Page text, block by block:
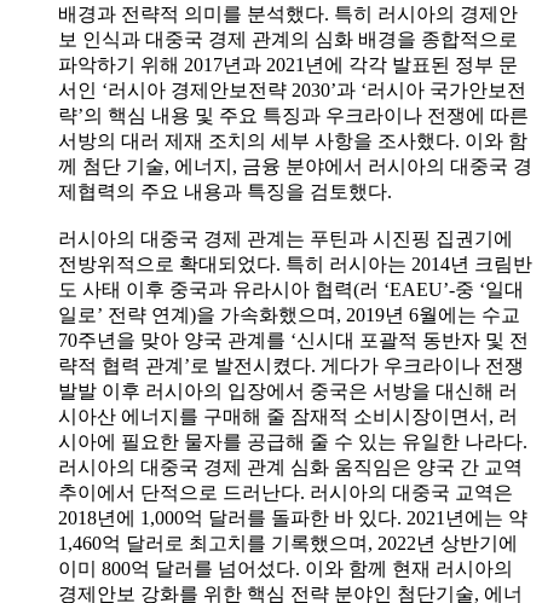
배경과 전략적 의미를 분석했다. 특히 러시아의 경제안
보 인식과 대중국 경제 관계의 심화 배경을 종합적으로
파악하기 위해 2017년과 2021년에 각각 발표된 정부 문
서인 ‘러시아 경제안보전략 2030’과 ‘러시아 국가안보전
략’의 핵심 내용 및 주요 특징과 우크라이나 전쟁에 따른
서방의 대러 제재 조치의 세부 사항을 조사했다. 이와 함
께 첨단 기술, 에너지, 금융 분야에서 러시아의 대중국 경
제협력의 주요 내용과 특징을 검토했다.
러시아의 대중국 경제 관계는 푸틴과 시진핑 집권기에
전방위적으로 확대되었다. 특히 러시아는 2014년 크림반
도 사태 이후 중국과 유라시아 협력(러 ‘EAEU’-중 ‘일대
일로’ 전략 연계)을 가속화했으며, 2019년 6월에는 수교
70주년을 맞아 양국 관계를 ‘신시대 포괄적 동반자 및 전
략적 협력 관계’로 발전시켰다. 게다가 우크라이나 전쟁
발발 이후 러시아의 입장에서 중국은 서방을 대신해 러
시아산 에너지를 구매해 줄 잠재적 소비시장이면서, 러
시아에 필요한 물자를 공급해 줄 수 있는 유일한 나라다.
러시아의 대중국 경제 관계 심화 움직임은 양국 간 교역
추이에서 단적으로 드러난다. 러시아의 대중국 교역은
2018년에 1,000억 달러를 돌파한 바 있다. 2021년에는 약
1,460억 달러로 최고치를 기록했으며, 2022년 상반기에
이미 800억 달러를 넘어섰다. 이와 함께 현재 러시아의
경제안보 강화를 위한 핵심 전략 분야인 첨단기술, 에너